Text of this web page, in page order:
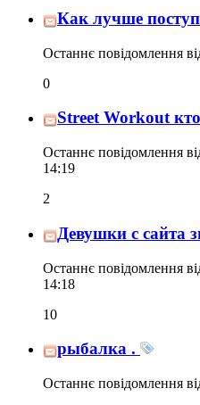
Как лучше
Останнє повідомлення
0
Street Workout
Останнє повідомлення
14:19
2
Девушки с сайта
Останнє повідомлення
14:18
10
рыбалка .
Останнє повідомлення